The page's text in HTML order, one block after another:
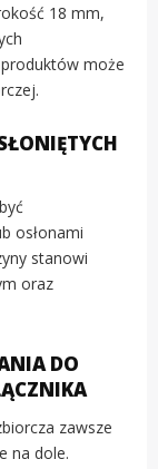
18 mm,
może
osłonami
stanowi
oraz
DO
zawsze
na dole.